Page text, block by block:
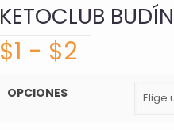
KETOCLUB BUDÍN
$1 - $2Rango
precios:
OPCIONES